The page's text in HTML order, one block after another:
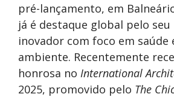
pré-lançamento, em
já é destaque global pelo
inovador com foco em saúde
ambiente. Recentemente
honrosa no International
2025, promovido pelo The